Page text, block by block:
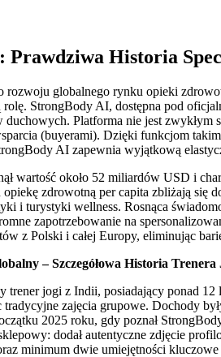
Prawdziwa Historia
rozwoju globalnego rynku opieki
StrongBody AI, dostępna pod
duchowych. Platforma nie jest
(buyerami). Dzięki funkcjom
AI zapewnia wyjątkową
wartość około 52 miliardów USD i
zdrowotną per capita zbliżają się
i turystyki wellness. Rosnąca
zapotrzebowanie na
z Polski i całej Europy, eliminując
– Szczegółowa Historia Trenera
trener jogi z Indii, posiadający ponad
zajęcia grupowe. Dochody
2025 roku, gdy poznał
dodał autentyczne zdjęcie
minimum dwie umiejętności